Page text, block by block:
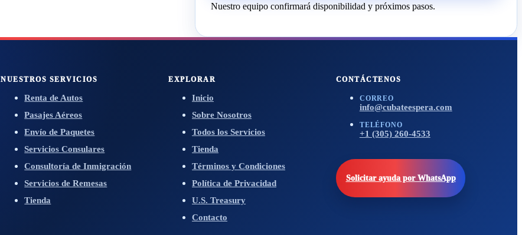
Nuestro equipo confirmará disponibilidad y próximos pasos.
NUESTROS SERVICIOS
Renta de Autos
Pasajes Aéreos
Envío de Paquetes
Servicios Consulares
Consultoría de Inmigración
Servicios de Remesas
Tienda
EXPLORAR
Inicio
Sobre Nosotros
Todos los Servicios
Tienda
Términos y Condiciones
Política de Privacidad
U.S. Treasury
Contacto
CONTÁCTENOS
CORREO
info@cubateespera.com
TELÉFONO
+1 (305) 260-4533
Solicitar ayuda por WhatsApp